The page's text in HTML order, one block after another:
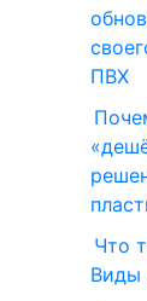
ПВХ
Что
Виды